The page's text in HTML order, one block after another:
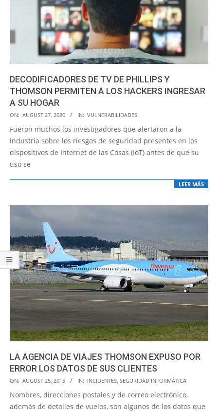
DECODIFICADORES DE TV DE PHILLIPS Y
THOMSON PERMITEN A LOS HACKERS INGRESAR
A SU HOGAR
2020-
08-
27
ON: AUGUST 27, 2020 IN: VULNERABILIDADES
Fueron muchos los investigadores que alertaron a la
industria sobre los riesgos de seguridad presentes en los
dispositivos de Internet de las Cosas (IoT) antes de que su
uso se
LEER MÁS
LA AGENCIA DE VIAJES THOMSON EXPUSO POR
ERROR LOS DATOS DE SUS CLIENTES
2015-
08-
25
ON: AUGUST 25, 2015 IN: INCIDENTES, SEGURIDAD INFORMÁTICA
Nombres, direcciones postales y de correo electrónico,
además de detalles de vuelos, son algunos de los datos que